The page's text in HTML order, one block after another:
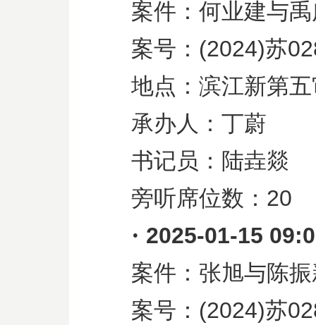
案件：何业建与
案号： (2024)苏
地点：滨江新第
承办人：丁蔚
书记员：陆垚燚
旁听席位数： 20
· 2025-01-15
案件：张旭与陈
案号： (2024)苏